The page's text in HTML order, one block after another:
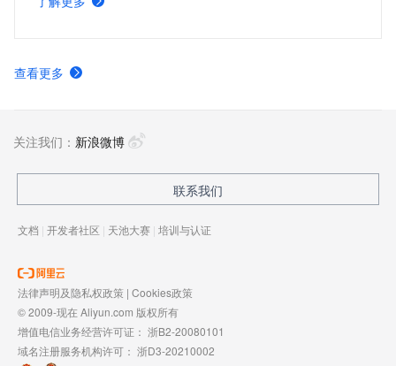
体验，提高网站可访问性，在降低源站服务器负载的同时，
查看更多
关注我们： 新浪微博
联系我们
文档 | 开发者社区 | 天池大赛 | 培训与认证
法律声明及隐私权政策 | Cookies政策
© 2009-现在 Aliyun.com 版权所有
增值电信业务经营许可证： 浙B2-20080101
域名注册服务机构许可： 浙D3-20210002